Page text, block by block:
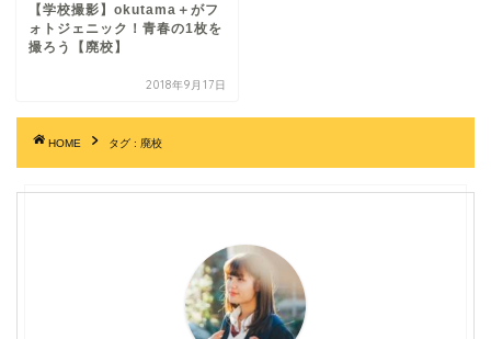
【学校撮影】okutama＋がフ
ォトジェニック！青春の1枚を
撮ろう【廃校】
2018年9月17日
HOME タグ : 廃校